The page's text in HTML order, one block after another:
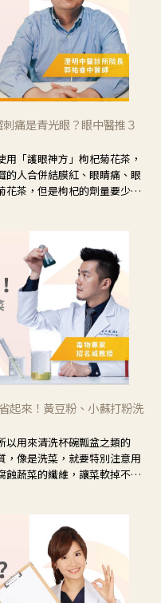
痛是青光眼？眼中醫推３
「護眼神方」枸杞菊花茶，
的人合併結膜紅、眼睛痛、眼
花茶，但是枸杞的劑量要少，
的眼睛乾澀，結膜沒有紅，
」，就可以使用枸杞、蓮
果就更顯著。
起來！黃豆粉、小蘇打粉洗
以用來清洗杯碗瓢盆之類的
，像是洗菜，就要特別注意用
蝕蔬菜的纖維，讓菜軟掉不清